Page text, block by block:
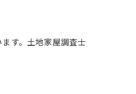
す。土地家屋調査士